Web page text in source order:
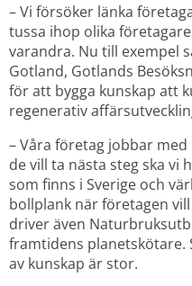
– Vi försöker länka
tussa ihop olika
varandra. Nu till exempel
Gotland, Gotlands
för att bygga kunskap att
regenerativ
– Våra företag jobbar
de vill ta nästa steg ska vi
som finns i Sverige och
bollplank när företagen
driver även
framtidens planetskötare.
av kunskap är stor.